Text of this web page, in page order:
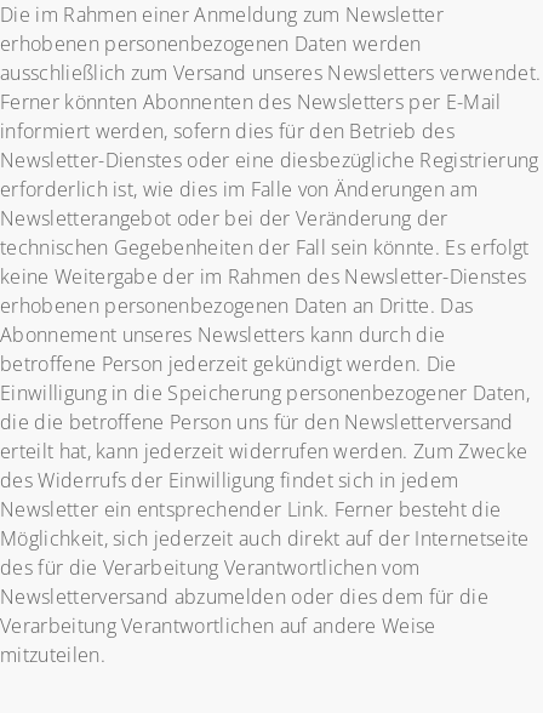
Die im Rahmen einer Anmeldung zum Newsletter
erhobenen personenbezogenen Daten werden
ausschließlich zum Versand unseres Newsletters verwendet.
Ferner könnten Abonnenten des Newsletters per E-Mail
informiert werden, sofern dies für den Betrieb des
Newsletter-Dienstes oder eine diesbezügliche Registrierung
erforderlich ist, wie dies im Falle von Änderungen am
Newsletterangebot oder bei der Veränderung der
technischen Gegebenheiten der Fall sein könnte. Es erfolgt
keine Weitergabe der im Rahmen des Newsletter-Dienstes
erhobenen personenbezogenen Daten an Dritte. Das
Abonnement unseres Newsletters kann durch die
betroffene Person jederzeit gekündigt werden. Die
Einwilligung in die Speicherung personenbezogener Daten,
die die betroffene Person uns für den Newsletterversand
erteilt hat, kann jederzeit widerrufen werden. Zum Zwecke
des Widerrufs der Einwilligung findet sich in jedem
Newsletter ein entsprechender Link. Ferner besteht die
Möglichkeit, sich jederzeit auch direkt auf der Internetseite
des für die Verarbeitung Verantwortlichen vom
Newsletterversand abzumelden oder dies dem für die
Verarbeitung Verantwortlichen auf andere Weise
mitzuteilen.